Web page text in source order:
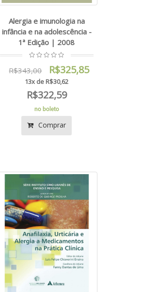
Alergia e imunologia na
infância e na adolescência -
1ª Edição | 2008
R$343,00 R$325,85
13x de R$30,62
R$322,59
no boleto
Comprar